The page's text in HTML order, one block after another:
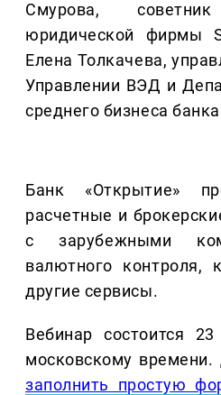
Смурова,
юридической фирмы
Елена Толкачева,
Управлении ВЭД и
среднего бизнеса
Банк «Открытие»
расчетные и
с зарубежными
валютного контроля,
другие сервисы.
Вебинар состоится
московскому
заполнить простую